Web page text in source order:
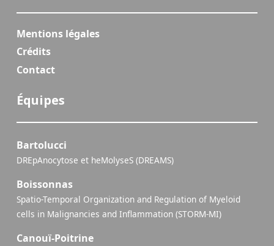
Mentions légales
Crédits
Contact
Équipes
Bartolucci
DREpAnocytose et heMolyseS (DREAMS)
Boissonnas
Spatio-Temporal Organization and Regulation of Myeloid
cells in Malignancies and Inflammation (STORM-MI)
Canouï-Poitrine